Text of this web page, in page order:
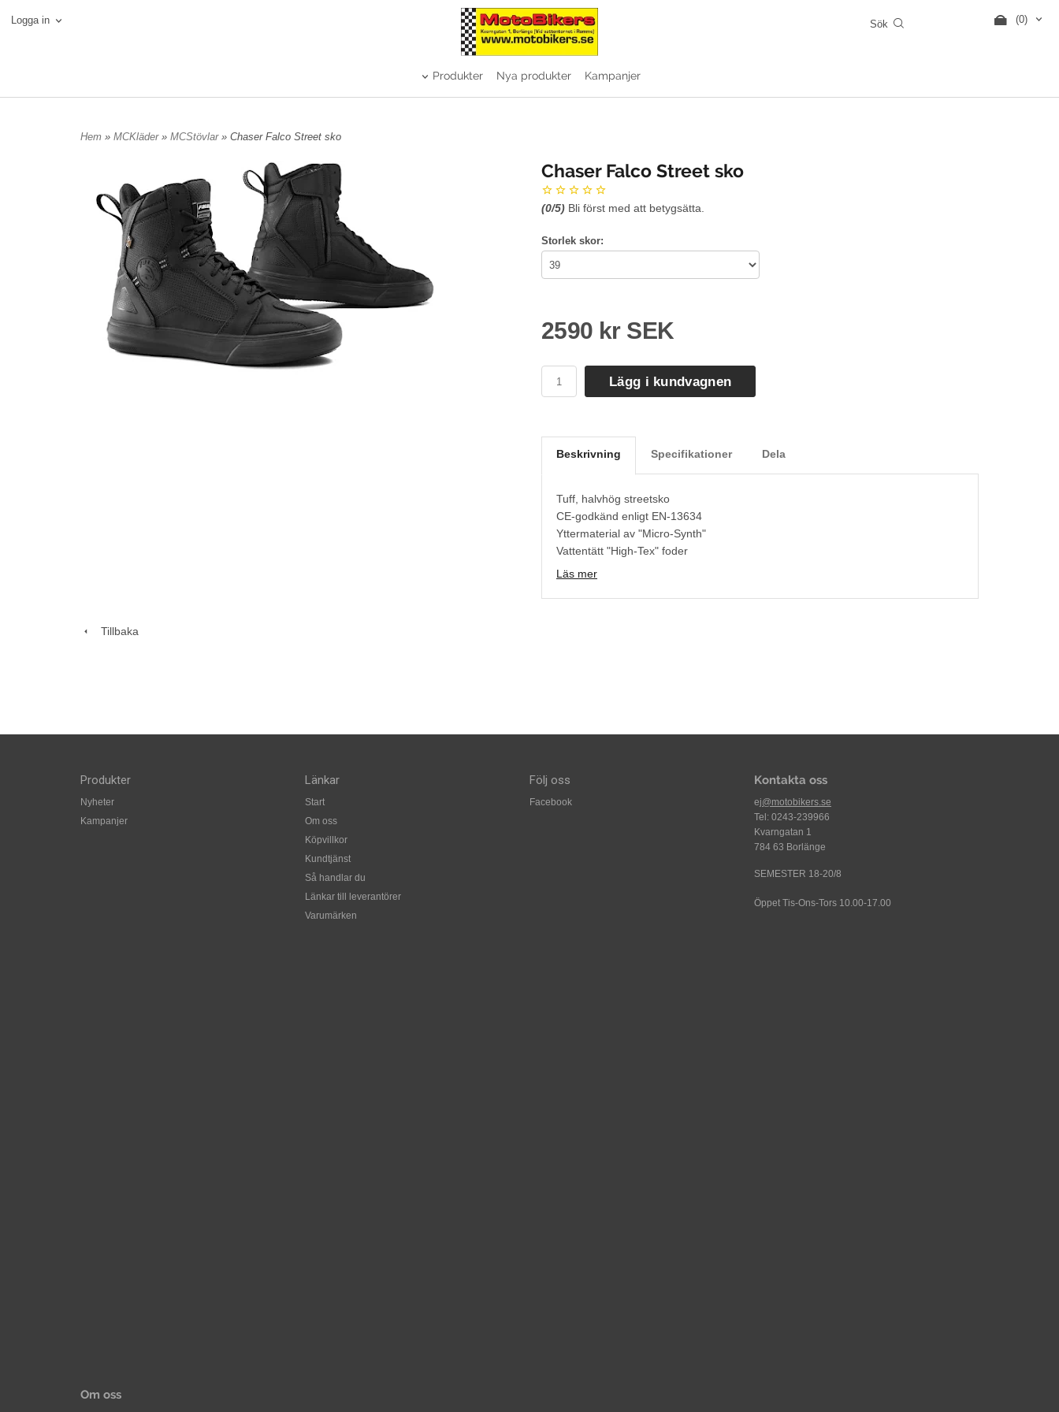
Logga in (0)
Produkter Nya produkter Kampanjer
Hem » MCKläder » MCStövlar » Chaser Falco Street sko
Chaser Falco Street sko
(0/5) Bli först med att betygsätta.
Storlek skor:
2590 kr SEK
Lägg i kundvagnen
Beskrivning Specifikationer Dela
Tuff, halvhög streetsko
CE-godkänd enligt EN-13634
Yttermaterial av "Micro-Synth"
Vattentätt "High-Tex" foder
Förstärkt tå- och hälparti
Läs mer
Tillbaka
Produkter
Nyheter
Kampanjer
Länkar
Start
Om oss
Köpvillkor
Kundtjänst
Så handlar du
Länkar till leverantörer
Varumärken
Följ oss
Facebook
Kontakta oss
ej@motobikers.se
Tel: 0243-239966
Kvarngatan 1
784 63 Borlänge
SEMESTER 18-20/8
Öppet Tis-Ons-Tors 10.00-17.00
Om oss